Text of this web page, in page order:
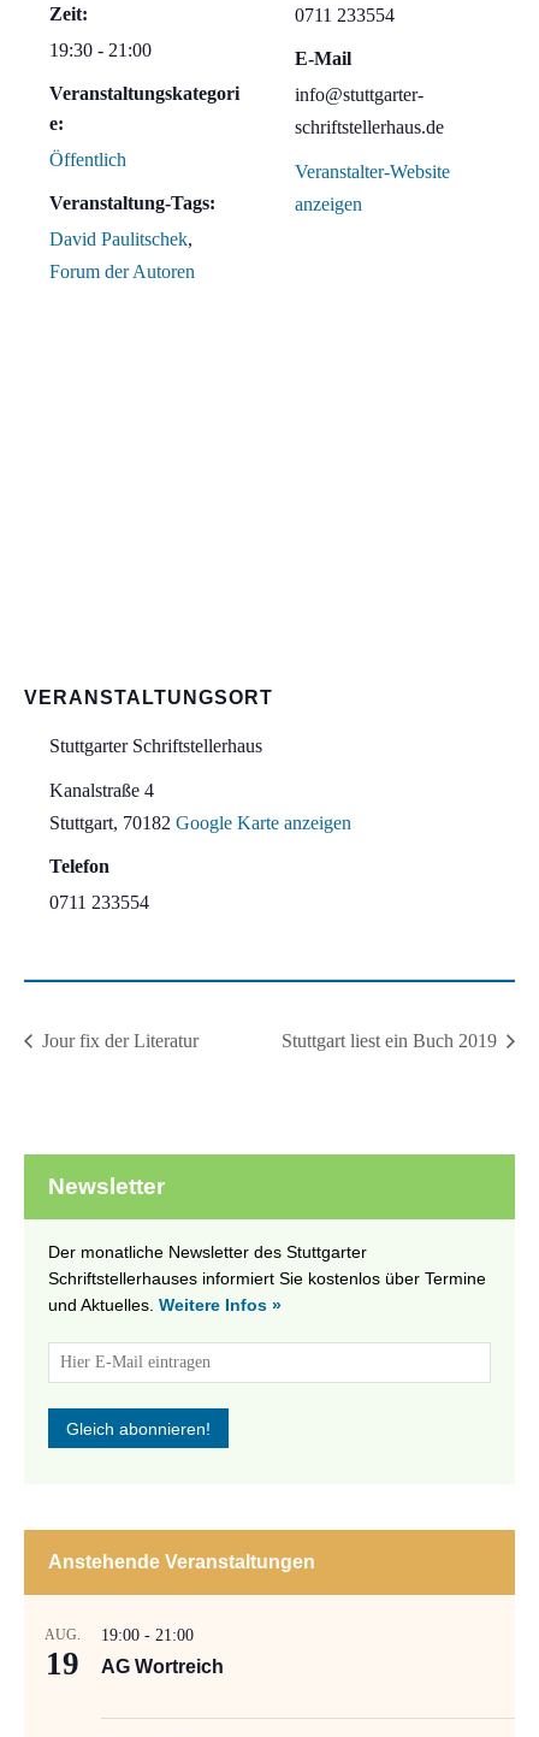
Zeit:
19:30 - 21:00
Veranstaltungskategori
e:
Öffentlich
Veranstaltung-Tags:
David Paulitschek,
Forum der Autoren
0711 233554
E-Mail
info@stuttgarter-
schriftstellerhaus.de
Veranstalter-Website
anzeigen
VERANSTALTUNGSORT
Stuttgarter Schriftstellerhaus
Kanalstraße 4
Stuttgart, 70182 Google Karte anzeigen
Telefon
0711 233554
Jour fix der Literatur Stuttgart liest ein Buch 2019
Newsletter
Der monatliche Newsletter des Stuttgarter
Schriftstellerhauses informiert Sie kostenlos über Termine
und Aktuelles. Weitere Infos »
Anstehende Veranstaltungen
AUG.
19
19:00 - 21:00
AG Wortreich